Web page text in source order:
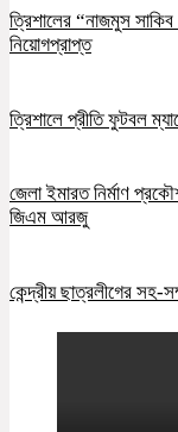
ত্রিশালের “নাজমুস সাকিব
নিয়োগপ্রাপ্ত
ত্রিশালে প্রীতি ফুটবল
জেলা ইমারত নির্মাণ
জিএম আরজু
কেন্দ্রীয় ছাত্রলীগের সহ-